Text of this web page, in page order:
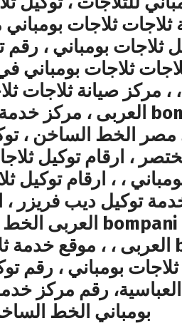
ثلاجات بومباني
، مركز صيانة ثلاجات
مصر الخط الساخن ،
، ارقام توكيل
، ، ارقام توكيل
بومباني ، رقم
بومباني الخط